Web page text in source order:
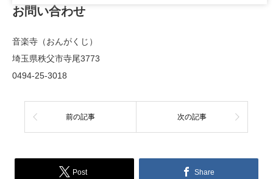
お問い合わせ
音楽寺（おんがくじ）
埼玉県秩父市寺尾3773
0494-25-3018
前の記事 次の記事
Post Share